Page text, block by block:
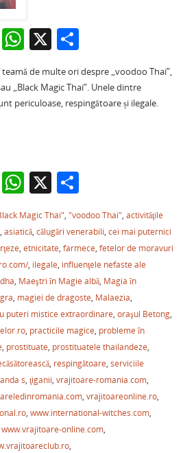
W
h
at
s
p
X P
ar
ta
je
de multe ori despre „voodoo Thai”,
„Black Magic Thai”. Unele dintre
periculoase, respingătoare și ilegale.
W
h
at
s
A
p
p
X P
ar
ta
je
a
ză
Magic Thai","voodoo Thai",activităţile
,asiatică,călugări venerabili,cei mai puternici
, etnicitate, farmece, fetelor de moravuri
, ilegale, influenţele nefaste ale
, Maeştri în Magie albă, Magia în
, magiei de dragoste, Malaezia,
puteri mistice extraordinare, oraşul Betong,
, practicile magice, probleme în
, prostituate, prostituatele thailandeze,
, respingătoare, serviciile
s, ţiganii, vrajitoare-romania.com,
, vrajitoareonline.ro,
, www.international-witches.com,
www.vrajitoare-online.com,
,